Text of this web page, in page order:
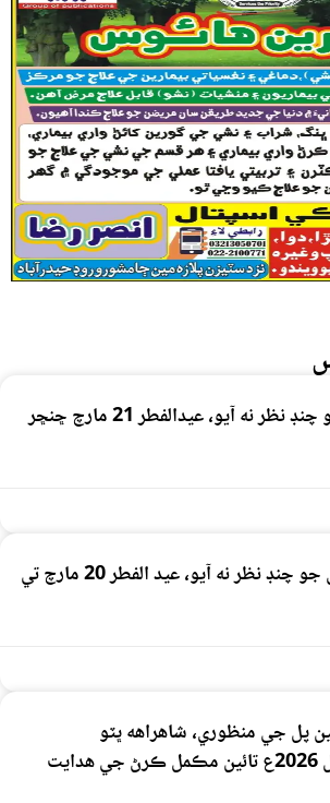
پاڪستان ۾ شوال جو چنڊ نظر نه آيو، عيدالفطر 21 مارچ ڇنڇر
سعودي عرب ۾ شوال جو چنڊ نظر نه آيو، عيد الفطر 20 مارچ تي
پل جي منظوري، شاهراهه ڀٽو